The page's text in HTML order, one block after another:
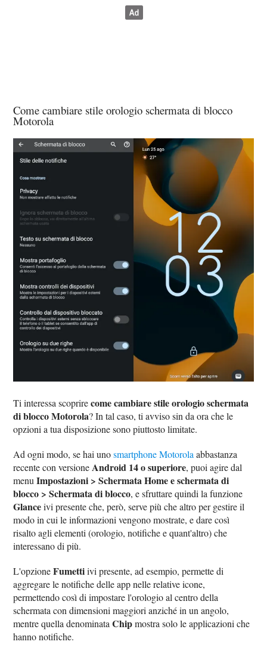
Come cambiare stile orologio schermata di blocco
Motorola
Ti interessa scoprirecome cambiare stile orologio schermata
di blocco Motorola? In tal caso, ti avviso sin da ora che le
opzioni a tua disposizione sono piuttosto limitate.
Ad ogni modo, se hai unosmartphone Motorolaabbastanza
recente con versioneAndroid 14 o superiore, puoi agire dal
menuImpostazioni > Schermata Home e schermata di
blocco > Schermata di blocco, e sfruttare quindi la funzione
Glanceivi presente che, però, serve più che altro per gestire il
modo in cui le informazioni vengono mostrate, e dare così
risalto agli elementi (orologio, notifiche e quant'altro) che
interessano di più.
L'opzioneFumettiivi presente, ad esempio, permette di
aggregare le notifiche delle app nelle relative icone,
permettendo così di impostare l'orologio al centro della
schermata con dimensioni maggiori anziché in un angolo,
mentre quella denominataChipmostra solo le applicazioni che
hanno notifiche.